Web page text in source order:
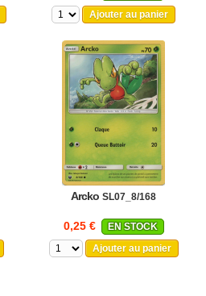
Ajouter au panier
Arcko SL07_8/168
0,25 €
EN STOCK
Ajouter au panier